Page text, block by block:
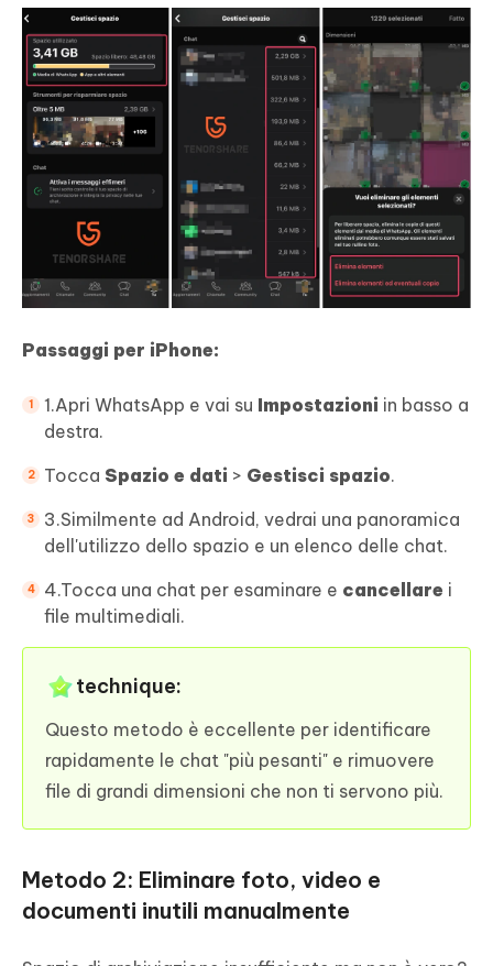
Passaggi per iPhone:
1.Apri WhatsApp e vai su Impostazioni in basso a
destra.
Tocca Spazio e dati > Gestisci spazio.
3.Similmente ad Android, vedrai una panoramica
dell'utilizzo dello spazio e un elenco delle chat.
4.Tocca una chat per esaminare e cancellare i
file multimediali.
technique:
Questo metodo è eccellente per identificare
rapidamente le chat "più pesanti" e rimuovere
file di grandi dimensioni che non ti servono più.
Metodo 2: Eliminare foto, video e
documenti inutili manualmente